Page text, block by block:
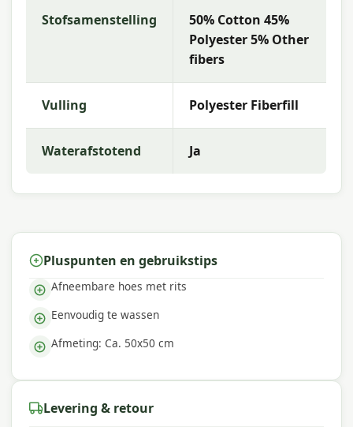
je graag bij de keuze die het beste past bij jouw
MetMadison
kies je voor hoogwaardige
tuinkussens met uitstekende kleurechtheid en
dessins, duurzame materialen en een uitstekende
Stofsamenstelling
50% Cotton 45%
Polyester 5% Other
fibers
Vulling Polyester Fiberfill
Waterafstotend Ja
Pluspunten en gebruikstips
Afneembare hoes met rits
Eenvoudig te wassen
Afmeting: Ca. 50x50 cm
Levering & retour